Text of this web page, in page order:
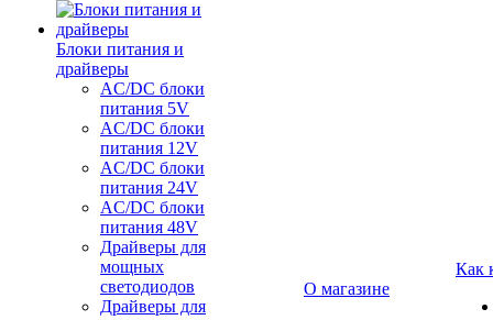
Блоки питания и
драйверы
AC/DC блоки
питания 5V
AC/DC блоки
питания 12V
AC/DC блоки
питания 24V
AC/DC блоки
питания 48V
Драйверы для
мощных
светодиодов
Драйверы для
О магазине
Как